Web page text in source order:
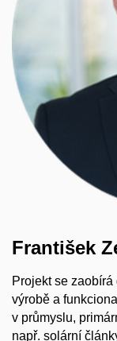
František
Projekt se
výrobě a
v průmyslu,
např. solární